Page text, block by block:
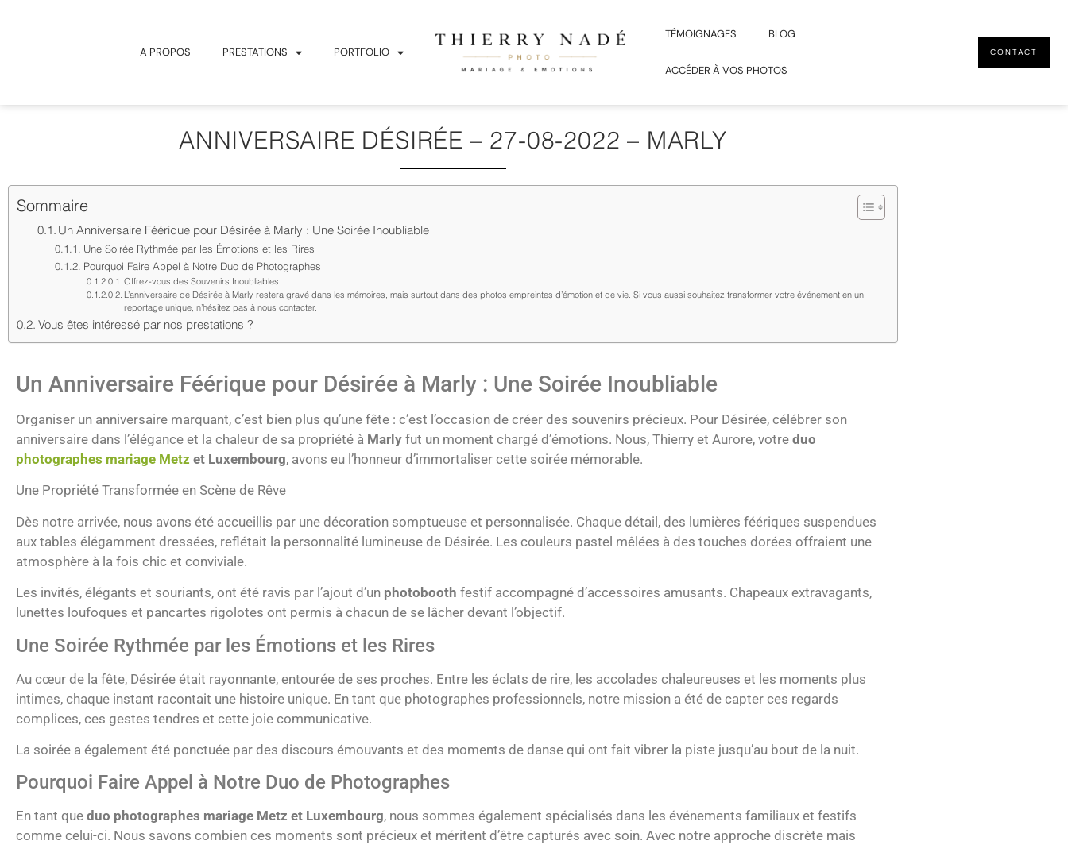
A PROPOS PRESTATIONS PORTFOLIO
TÉMOIGNAGES BLOG
ACCÉDER À VOS PHOTOS
CONTACT
ANNIVERSAIRE DÉSIRÉE – 27-08-2022 – MARLY
Sommaire
Un Anniversaire Féérique pour Désirée à Marly : Une Soirée Inoubliable
Une Soirée Rythmée par les Émotions et les Rires
Pourquoi Faire Appel à Notre Duo de Photographes
Offrez-vous des Souvenirs Inoubliables
L’anniversaire de Désirée à Marly restera gravé dans les mémoires, mais surtout dans des photos empreintes d’émotion et de vie. Si vous aussi souhaitez transformer votre événement en un
reportage unique, n’hésitez pas à nous contacter.
Vous êtes intéressé par nos prestations ?
Un Anniversaire Féérique pour Désirée à Marly : Une Soirée Inoubliable
Organiser un anniversaire marquant, c’est bien plus qu’une fête : c’est l’occasion de créer des souvenirs précieux. Pour Désirée, célébrer son
anniversaire dans l’élégance et la chaleur de sa propriété à Marly fut un moment chargé d’émotions. Nous, Thierry et Aurore, votre duo
photographes mariage Metz et Luxembourg, avons eu l’honneur d’immortaliser cette soirée mémorable.
Une Propriété Transformée en Scène de Rêve
Dès notre arrivée, nous avons été accueillis par une décoration somptueuse et personnalisée. Chaque détail, des lumières féériques suspendues
aux tables élégamment dressées, reflétait la personnalité lumineuse de Désirée. Les couleurs pastel mêlées à des touches dorées offraient une
atmosphère à la fois chic et conviviale.
Les invités, élégants et souriants, ont été ravis par l’ajout d’un photobooth festif accompagné d’accessoires amusants. Chapeaux extravagants,
lunettes loufoques et pancartes rigolotes ont permis à chacun de se lâcher devant l’objectif.
Une Soirée Rythmée par les Émotions et les Rires
Au cœur de la fête, Désirée était rayonnante, entourée de ses proches. Entre les éclats de rire, les accolades chaleureuses et les moments plus
intimes, chaque instant racontait une histoire unique. En tant que photographes professionnels, notre mission a été de capter ces regards
complices, ces gestes tendres et cette joie communicative.
La soirée a également été ponctuée par des discours émouvants et des moments de danse qui ont fait vibrer la piste jusqu’au bout de la nuit.
Pourquoi Faire Appel à Notre Duo de Photographes
En tant que duo photographes mariage Metz et Luxembourg, nous sommes également spécialisés dans les événements familiaux et festifs
comme celui-ci. Nous savons combien ces moments sont précieux et méritent d’être capturés avec soin. Avec notre approche discrète mais